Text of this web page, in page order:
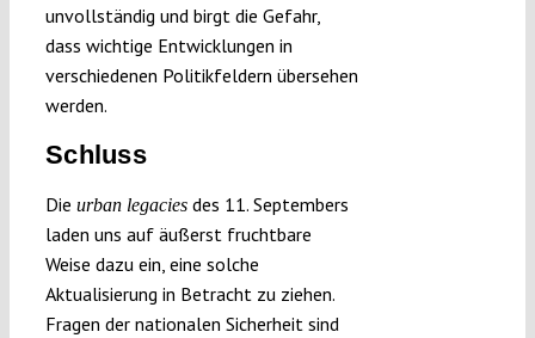
unvollständig und birgt die Gefahr,
dass wichtige Entwicklungen in
verschiedenen Politikfeldern übersehen
werden.
Schluss
Die urban legaciesdes 11. Septembers
laden uns auf äußerst fruchtbare
Weise dazu ein, eine solche
Aktualisierung in Betracht zu ziehen.
Fragen der nationalen Sicherheit sind